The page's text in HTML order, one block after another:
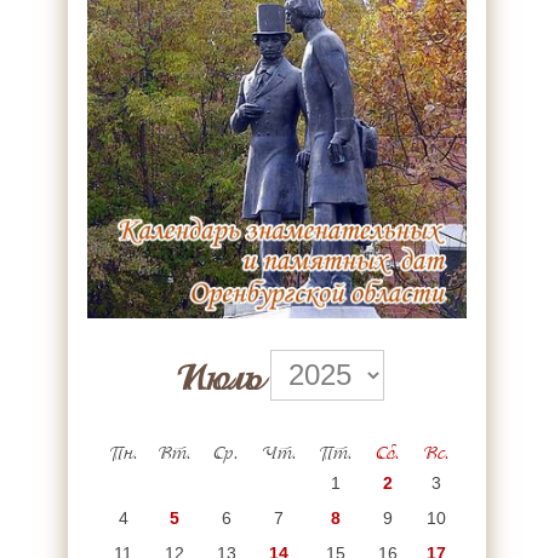
Июль
Пн. Вт. Ср. Чт. Пт. Сб. Вс.
1 2
3
4
5 6 7 8 9
10
11
12 13 14 15 16
17